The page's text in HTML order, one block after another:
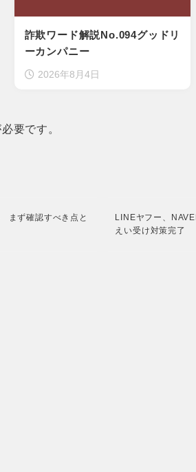
詐欺ワード解説No.094グッドリ
ーカンパニー
2026年8月4日
要です。
まず確認すべき点と
LINEヤフー、
えい受け対策完了